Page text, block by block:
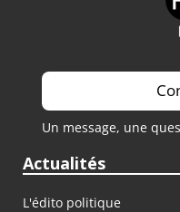
Un message, une
Actualités
L'édito politique